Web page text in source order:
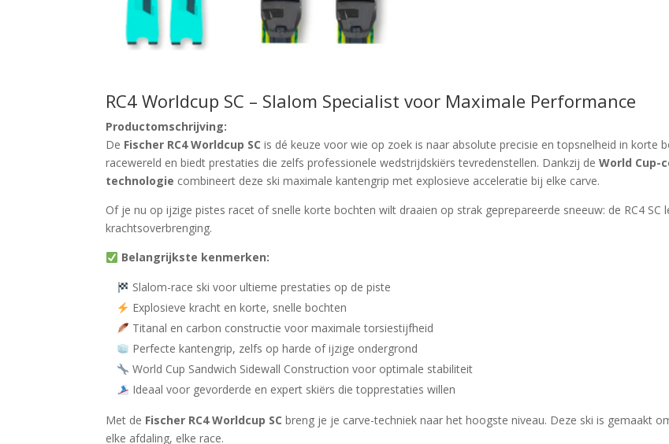
RC4 Worldcup SC – Slalom Specialist voor Maximale Performance
Productomschrijving:
De Fischer RC4 Worldcup SC is dé keuze voor wie op zoek is naar absolute precisie en topsnelheid in korte
racewereld en biedt prestaties die zelfs professionele wedstrijdskiërs tevredenstellen. Dankzij deWorld Cup-
technologie combineert deze ski maximale kantengrip met explosieve acceleratie bij elke carve.
Of je nu op ijzige pistes racet of snelle korte bochten wilt draaien op strak geprepareerde sneeuw: de RC4
krachtsoverbrenging.
Belangrijkste kenmerken:
Slalom-race ski voor ultieme prestaties op de piste
Explosieve kracht en korte, snelle bochten
Titanal en carbon constructie voor maximale torsiestijfheid
Perfecte kantengrip, zelfs op harde of ijzige ondergrond
World Cup Sandwich Sidewall Construction voor optimale stabiliteit
Ideaal voor gevorderde en expert skiërs die topprestaties willen
Met de Fischer RC4 Worldcup SC breng je je carve-techniek naar het hoogste niveau. Deze ski is gemaakt
elke afdaling, elke race.